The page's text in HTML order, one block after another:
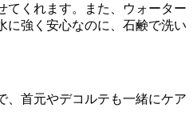
てくれます。また、ウォーター
に強く安心なのに、石鹸で洗い
、首元やデコルテも一緒にケア